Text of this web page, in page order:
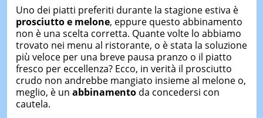
Uno dei piatti preferiti durante la stagione estiva è
prosciutto e melone, eppure questo abbinamento
non è una scelta corretta. Quante volte lo abbiamo
trovato nei menu al ristorante, o è stata la soluzione
più veloce per una breve pausa pranzo o il piatto
fresco per eccellenza? Ecco, in verità il prosciutto
crudo non andrebbe mangiato insieme al melone o,
meglio, è un abbinamentoda concedersi con
cautela.